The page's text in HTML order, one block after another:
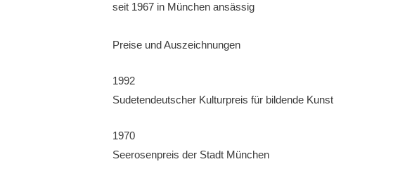
seit 1967 in München ansässig
Preise und Auszeichnungen
1992
Sude­tendeutscher Kulturpreis für bildende Kunst
1970
Seerosenpreis der Stadt München